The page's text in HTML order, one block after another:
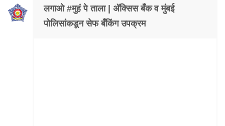
लगाओ #मुहं पे ताला | अ‍ॅक्सिस बँक व मुंबई
पोलिसांकडून सेफ बँकिंग उपक्रम